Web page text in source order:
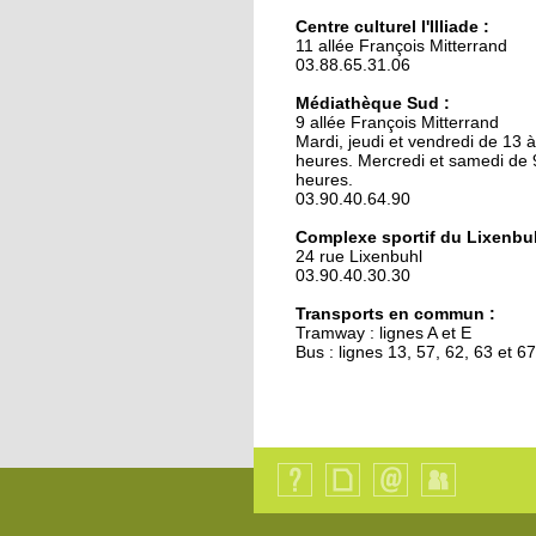
nuit positive
La grande lessive
demain
18 octobre 2017
Police municipale : la
proximité cachée
16 octobre 2017
Face à l'afflux de dons,
banque alimentaire
Recrutement
d’enseignant
en cours
Centre culturel l'Illiade :
11 allée François Mitterrand
03.88.65.31.06
Médiathèque Sud :
9 allée François Mitterrand
Mardi, jeudi et vendredi de 13
heures. Mercredi et samedi de
heures.
03.90.40.64.90
Complexe sportif du
24 rue Lixenbuhl
03.90.40.30.30
Transports en commun :
Tramway : lignes A et E
Bus : lignes 13, 57, 62, 63 et 67
sommes-
du